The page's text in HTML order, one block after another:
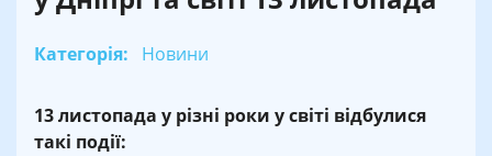
Категорія: Новини
13 листопада у різні роки у світі відбулися
такі події: